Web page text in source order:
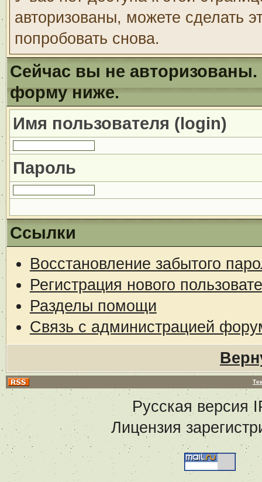
авторизованы, можете сделать
попробовать снова.
Сейчас вы не авторизованы.
форму ниже.
Имя пользователя (login)
Пароль
Ссылки
Восстановление забытого
Регистрация нового
Разделы помощи
Связь с администрацией
Русская версия
Лицензия